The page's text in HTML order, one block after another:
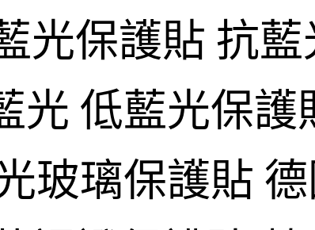
光保護貼 抗
光 低藍光保護
玻璃保護貼